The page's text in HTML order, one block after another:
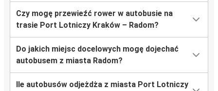
Czy mogę przewieźć rower w autobusie na
trasie Port Lotniczy Kraków – Radom?
Do jakich miejsc docelowych mogę dojechać
autobusem z miasta Radom?
Ile autobusów odjeżdża z miasta Port Lotniczy